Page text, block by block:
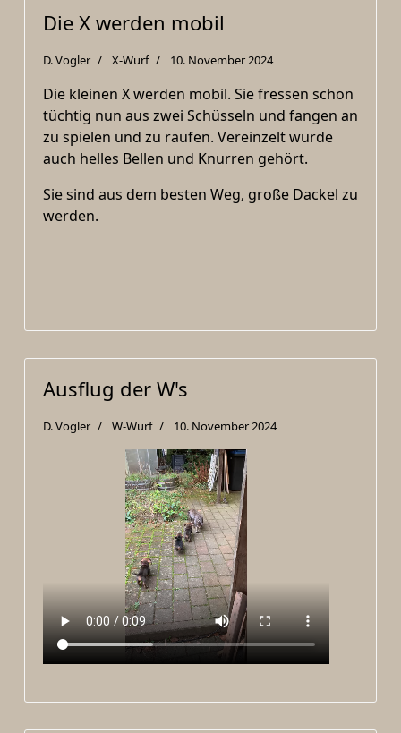
Die X werden mobil
D. Vogler X-Wurf 10. November 2024
Die kleinen X werden mobil. Sie fressen schon
tüchtig nun aus zwei Schüsseln und fangen an
zu spielen und zu raufen. Vereinzelt wurde
auch helles Bellen und Knurren gehört.
Sie sind aus dem besten Weg, große Dackel zu
werden.
Ausflug der W's
D. Vogler W-Wurf 10. November 2024